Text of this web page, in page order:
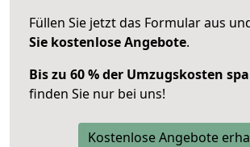
Füllen Sie jetzt das Formular aus
Sie kostenlose Angebote.
Bis zu 60 % der Umzugskosten
finden Sie nur bei uns!
Kostenlose Angebote